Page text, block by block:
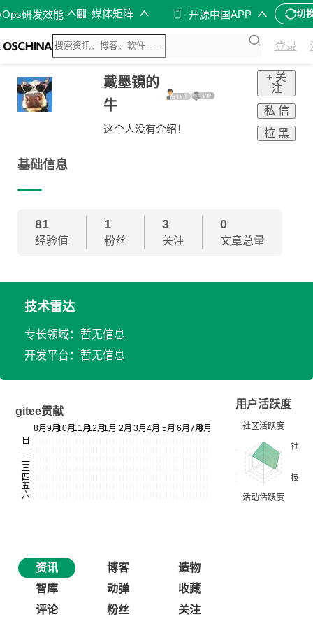
研发效能 媒体矩阵 开源中国APP 切
登录
戴墨镜的
牛
这个人没有介绍！
+ 关
注
私 信
拉 黑
基础信息
81
经验值
1
粉丝
3
关注
0
文章总量
技术雷达
专长领域：暂无信息
开发平台：暂无信息
gitee贡献
用户活跃度
资讯 博客
造物
智库
动弹
收藏
评论
粉丝 关注